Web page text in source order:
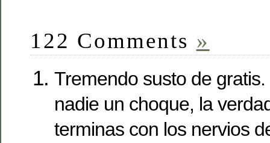
122 Comments »
Tremendo susto de
nadie un choque, la
terminas con los nervios